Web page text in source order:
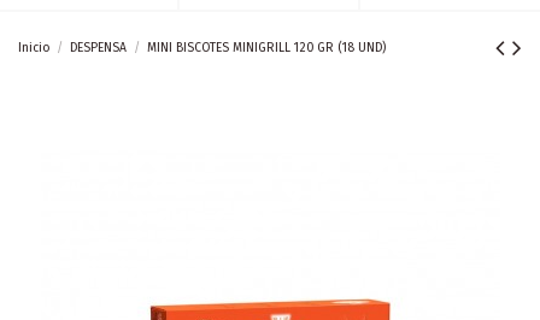
Inicio DESPENSA MINI BISCOTES MINIGRILL 120 GR (18 UND)